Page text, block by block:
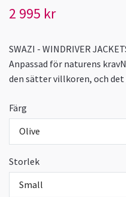
2 995 kr
SWAZI - WINDRIVER
Anpassad för naturens
den sätter villkoren, och
Färg
Olive
Storlek
Small